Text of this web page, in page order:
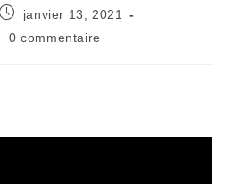
janvier 13, 2021
0 commentaire